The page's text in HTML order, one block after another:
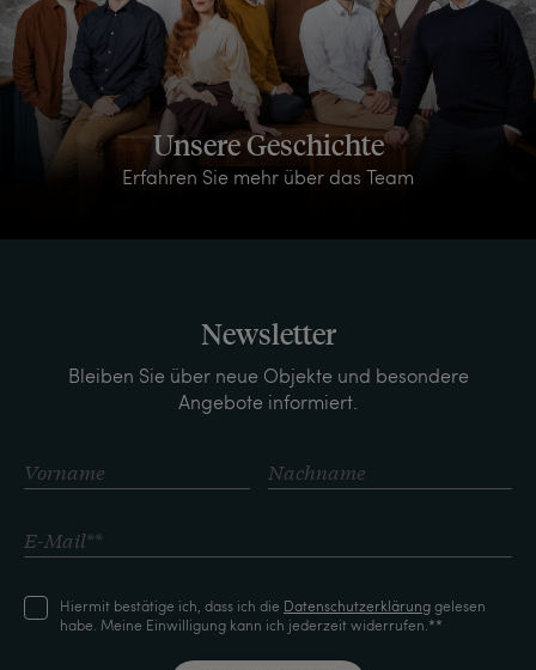
Unsere Geschichte
Erfahren Sie mehr über das Team
Newsletter
Bleiben Sie über neue Objekte und besondere
Angebote informiert.
Hiermit bestätige ich, dass ich die Daten­schutz­erklärunggelesen
habe. Meine Einwilligung kann ich jederzeit widerrufen.**